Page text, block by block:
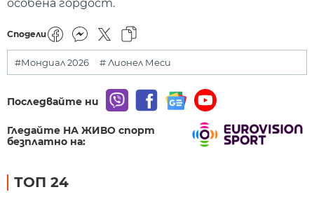
особена гордост.
Сподели
#Мондиал 2026 # Лионел Меси
Последвайте ни
Гледайте НА ЖИВО спорт
безплатно на:
ТОП 24